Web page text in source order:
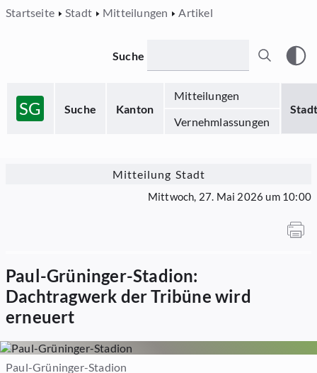
Startseite Stadt Mitteilungen Artikel
SG Suche Kanton
Mitteilungen
Stadt
Vernehmlassungen
Suche
Mitteilung Stadt
Mittwoch, 27. Mai 2026 um 10:00
Paul-Grüninger-Stadion:
Dachtragwerk der Tribüne wird
erneuert
Paul-Grüninger-Stadion